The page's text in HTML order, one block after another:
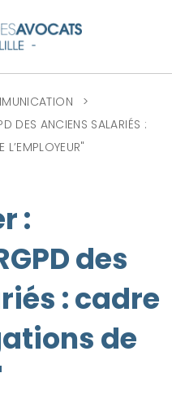
DES ANCIENS SALARIÉS :
:
des
: cadre
de